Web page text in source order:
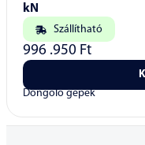
kN
Szállítható
996 .950 Ft
Döngölő gépek